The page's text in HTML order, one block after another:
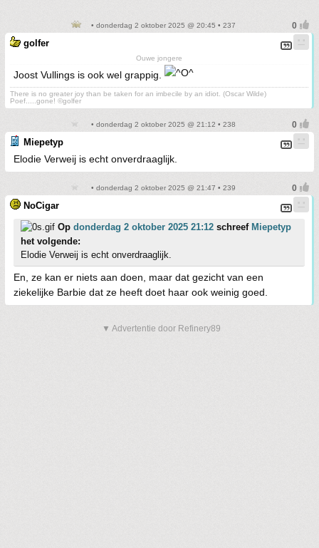
• donderdag 2 oktober 2025 @ 20:45 • 237
golfer
Ouwe jongere
Joost Vullings is ook wel grappig.
There is no greater joy than be taken for an imbecile by an idiot. (Oscar Wilde)
Poef.....gone! ©golfer
• donderdag 2 oktober 2025 @ 21:12 • 238
Miepetyp
Elodie Verweij is echt onverdraaglijk.
• donderdag 2 oktober 2025 @ 21:47 • 239
NoCigar
Op donderdag 2 oktober 2025 21:12 schreef Miepetyp
het volgende:
Elodie Verweij is echt onverdraaglijk.
En, ze kan er niets aan doen, maar dat gezicht van een
ziekelijke Barbie dat ze heeft doet haar ook weinig goed.
▼ Advertentie door Refinery89